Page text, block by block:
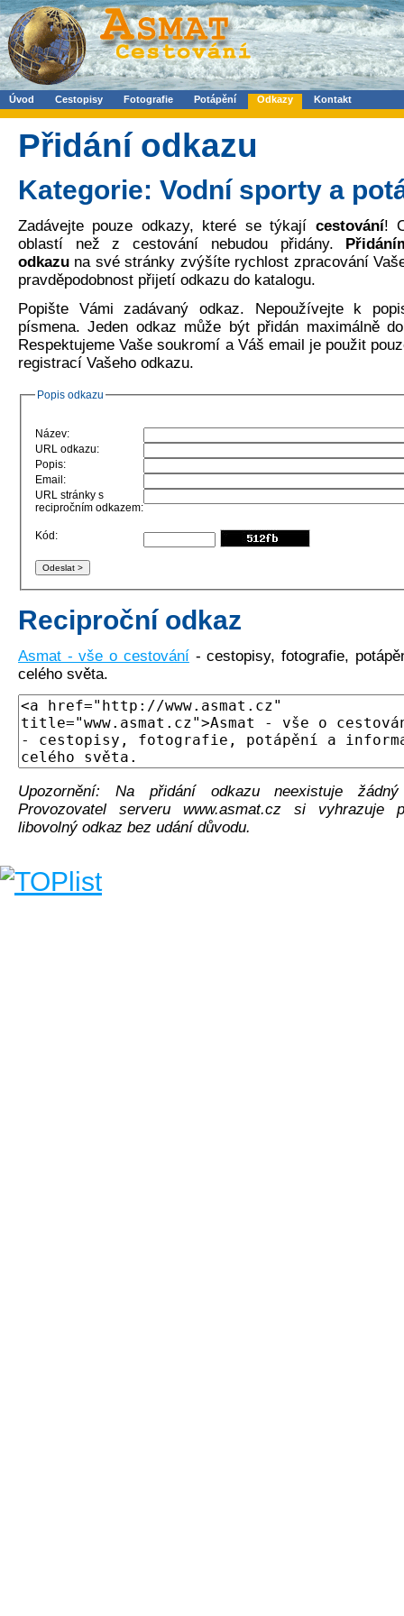
Úvod Cestopisy Fotografie Potápění Odkazy Kontakt
Přidání odkazu
Kategorie: Vodní sporty a
Zadávejte pouze odkazy, které se týkají cestování!
oblastí než z cestování nebudou přidány.
odkazu na své stránky zvýšíte rychlost zpracování
pravděpodobnost přijetí odkazu do katalogu.
Popište Vámi zadávaný odkaz. Nepoužívejte k
písmena. Jeden odkaz může být přidán maximálně
Respektujeme Vaše soukromí a Váš email je použit
registrací Vašeho odkazu.
Popis odkazu
Název:
URL odkazu:
Popis:
Email:
URL stránky s
recipročním odkazem:
Kód:
Reciproční odkaz
Asmat - vše o cestování- cestopisy, fotografie,
celého světa.
Upozornění: Na přidání odkazu neexistuje
Provozovatel serveru www.asmat.cz si vyhrazuje
libovolný odkaz bez udání důvodu.